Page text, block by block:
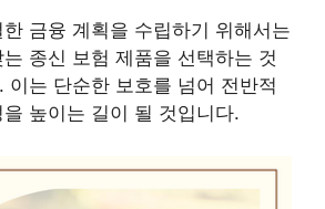
금융 계획을 수립하기 위해서는
종신 보험 제품을 선택하는 것
이는 단순한 보호를 넘어 전반적
높이는 길이 될 것입니다.